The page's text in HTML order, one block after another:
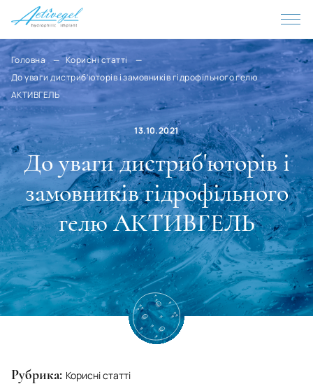
Головна
Корисні статті
До уваги дистриб'юторів і замовників гідрофільного гелю
АКТИВГЕЛЬ
13.10.2021
До уваги дистриб'юторів і
замовників гідрофільного
гелю АКТИВГЕЛЬ
Рубрика: Корисні статті
Malta
Morocco
Mexico
Mozambique
Moldova
Monaco
Mongolia
Namibia
Nepal
Niger
Nigeria
Netherlands
New Zealand